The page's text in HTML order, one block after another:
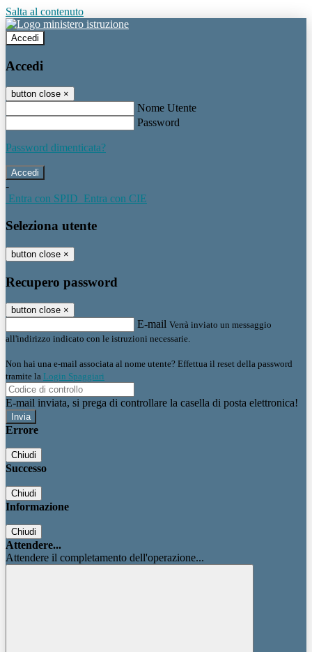
Salta al contenuto
Accedi
Accedi
button close ×
Nome Utente
Password
Password dimenticata?
-
Entra con SPID Entra con CIE
Seleziona utente
button close ×
Recupero password
button close ×
E-mail Verrà inviato un messaggio
all'indirizzo indicato con le istruzioni necessarie.
Non hai una e-mail associata al nome utente? Effettua il reset della password
tramite la Login Spaggiari
E-mail inviata, si prega di controllare la casella di posta elettronica!
Errore
Chiudi
Successo
Chiudi
Informazione
Chiudi
Attendere...
Attendere il completamento dell'operazione...